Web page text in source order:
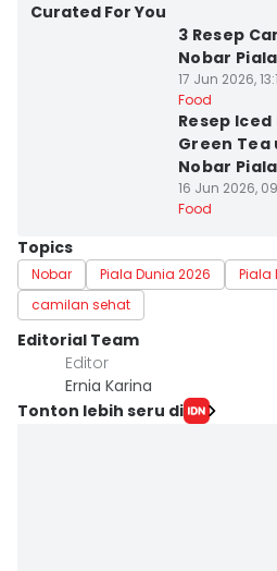
Curated For You
3 Resep
Nobar
17 Jun 2026,
Food
Resep
Green
Nobar
16 Jun 2026,
Food
Topics
Nobar Piala Dunia 2026 Piala
camilan sehat
Editorial Team
Editor
Ernia Karina
Tonton lebih seru di